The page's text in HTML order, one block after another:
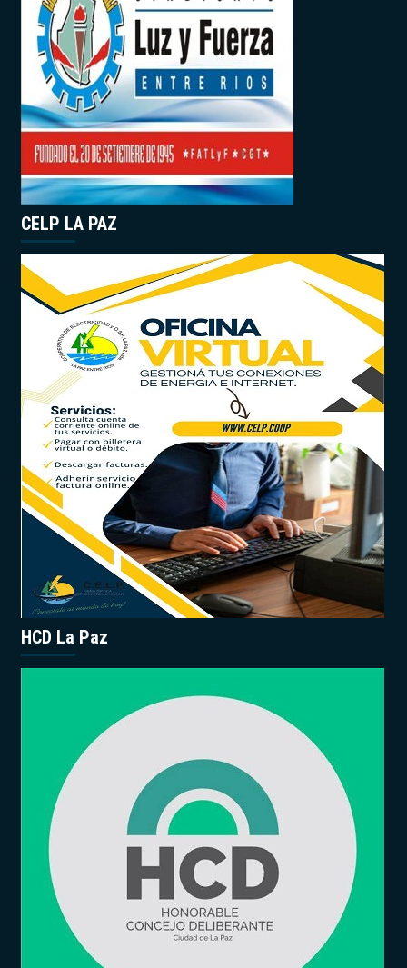
CELP LA PAZ
HCD La Paz